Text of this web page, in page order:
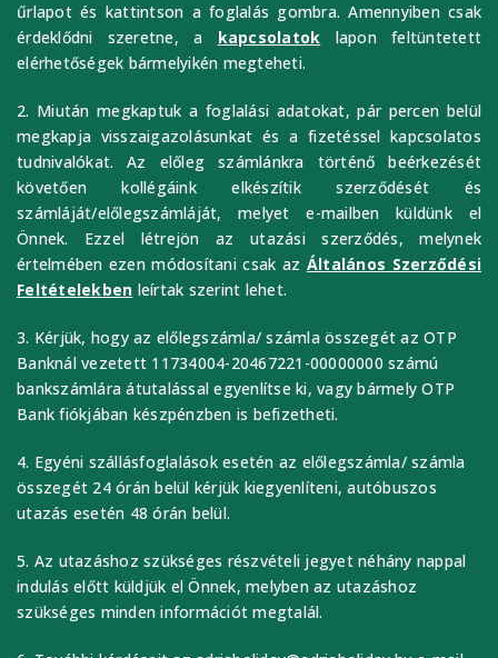
űrlapot és kattintson a foglalás gombra. Amennyiben csak
érdeklődni szeretne, a kapcsolatok lapon feltüntetett
elérhetőségek bármelyikén megteheti.
2. Miután megkaptuk a foglalási adatokat, pár percen belül
megkapja visszaigazolásunkat és a fizetéssel kapcsolatos
tudnivalókat. Az előleg számlánkra történő beérkezését
követően kollégáink elkészítik szerződését és
számláját/előlegszámláját, melyet e-mailben küldünk el
Önnek. Ezzel létrejön az utazási szerződés, melynek
értelmében ezen módosítani csak az Általános Szerződési
Feltételekben leírtak szerint lehet.
3. Kérjük, hogy az előlegszámla/ számla összegét az OTP
Banknál vezetett 11734004-20467221-00000000 számú
bankszámlára átutalással egyenlítse ki, vagy bármely OTP
Bank fiókjában készpénzben is befizetheti.
4. Egyéni szállásfoglalások esetén az előlegszámla/ számla
összegét 24 órán belül kérjük kiegyenlíteni, autóbuszos
utazás esetén 48 órán belül.
5. Az utazáshoz szükséges részvételi jegyet néhány nappal
indulás előtt küldjük el Önnek, melyben az utazáshoz
szükséges minden információt megtalál.